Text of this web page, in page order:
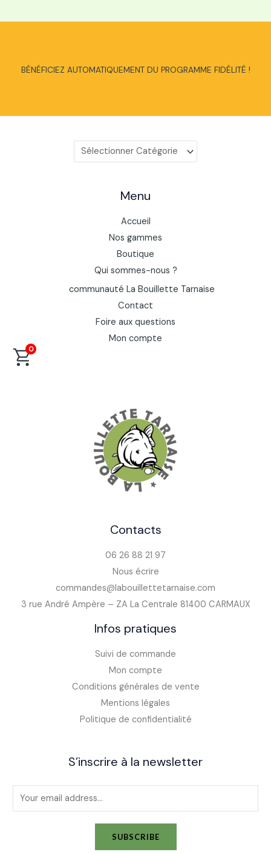
BÉNÉFICIEZ AUTOMATIQUEMENT DU PROGRAMME FIDÉLITÉ !
Catégories
de
Menu
Accueil
Nos gammes
Boutique
Qui sommes-nous ?
communauté La Bouillette Tarnaise
Contact
Foire aux questions
Mon compte
0
Contacts
06 26 88 21 97
Nous écrire
commandes@labouillettetarnaise.com
3 rue André Ampère – ZA La Centrale 81400 CARMAUX
Infos pratiques
Suivi de commande
Mon compte
Conditions générales de vente
Mentions légales
Politique de confidentialité
S’inscrire à la newsletter
m
SUBSCRIBE